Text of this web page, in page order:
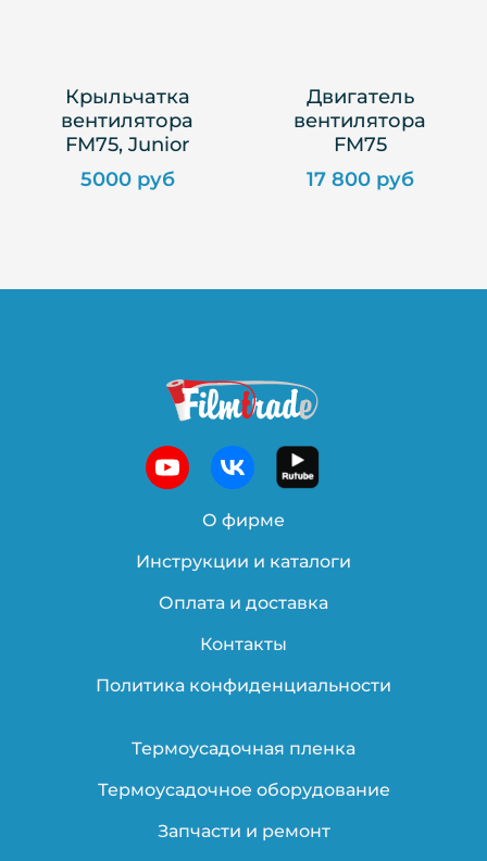
Крыльчатка
вентилятора
FM75, Junior
5000 руб
Двигатель
вентилятора
FM75
17 800 руб
О фирме
Инструкции и каталоги
Оплата и доставка
Контакты
Политика конфиденциальности
Термоусадочная пленка
Термоусадочное оборудование
Запчасти и ремонт